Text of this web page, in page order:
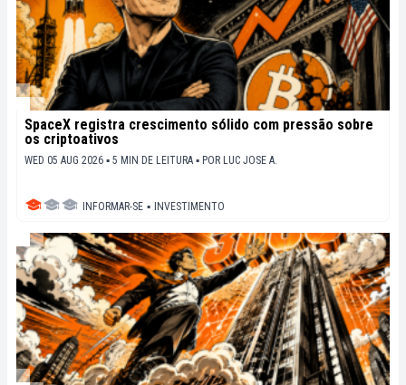
SpaceX registra crescimento sólido com pressão sobre
os criptoativos
WED 05 AUG 2026 ▪ 5 MIN DE LEITURA ▪ POR LUC JOSE A.
INFORMAR-SE ▪ INVESTIMENTO